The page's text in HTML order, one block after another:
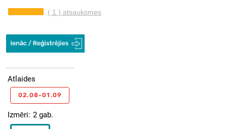
( 1 ) atsauksmes
Izmēri 2 gab.
Atlaides
02.08-01.09